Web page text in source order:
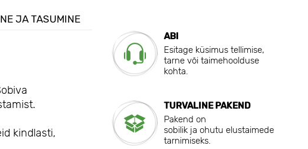
JA TASUMINE
kindlasti,
ABI
Esitage küsimus tellimise,
tarne või taimehoolduse
kohta.
TURVALINE PAKEND
Pakend on
sobilik ja ohutu elustaimede
tarnimiseks.